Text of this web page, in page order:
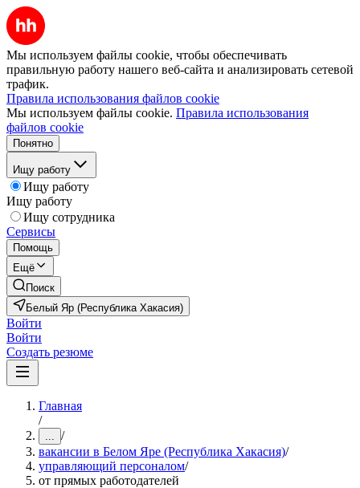
Мы используем файлы cookie, чтобы обеспечивать
правильную работу нашего веб-сайта и анализировать сетевой
трафик.
Правила использования файлов cookie
Мы используем файлы cookie. Правила использования
файлов cookie
Понятно
Ищу работу
Ищу работу
Ищу работу
Ищу сотрудника
Сервисы
Помощь
Ещё
Поиск
Белый Яр (Республика Хакасия)
Войти
Войти
Создать резюме
Главная
/
... /
вакансии в Белом Яре (Республика Хакасия)/
управляющий персоналом/
от прямых работодателей